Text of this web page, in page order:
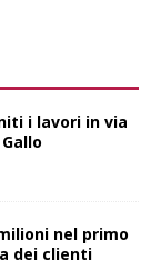
i lavori in via
nel primo
dei clienti